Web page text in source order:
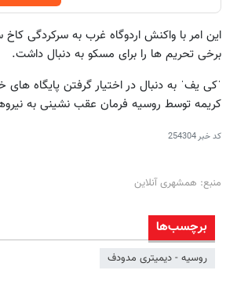
این امر با واکنش اردوگاه غرب به سرکردگی
برخی تحریم ها را برای مسکو به دنبال داشت.
ˈکی یفˈ به دنبال در اختیار گرفتن پایگاه
کریمه توسط روسیه فرمان عقب نشینی به
کد خبر254304
منبع: همشهری آنلاین
برچسب‌ها
روسیه - دیمیتری مدودف